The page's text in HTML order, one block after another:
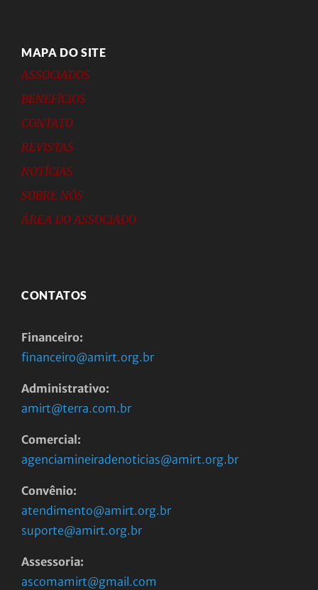
MAPA DO SITE
ASSOCIADOS
BENEFÍCIOS
CONTATO
REVISTAS
NOTÍCIAS
SOBRE NÓS
ÁREA DO ASSOCIADO
CONTATOS
Financeiro:
financeiro@amirt.org.br
Administrativo:
amirt@terra.com.br
Comercial:
agenciamineiradenoticias@amirt.org.br
Convênio:
atendimento@amirt.org.br
suporte@amirt.org.br
Assessoria:
ascomamirt@gmail.com